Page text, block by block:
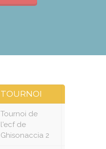
TOURNOI
Tournoi de
l'ecf de
Ghisonaccia 2